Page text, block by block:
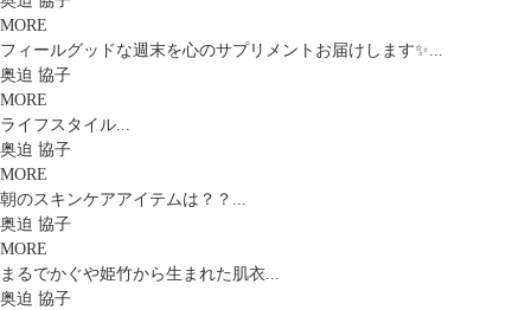
MORE
フィールグッドな週末を心のサプリメントお届けします✨...
奥迫 協子
MORE
ライフスタイル...
奥迫 協子
MORE
朝のスキンケアアイテムは？？...
奥迫 協子
MORE
まるでかぐや姫竹から生まれた肌衣...
奥迫 協子